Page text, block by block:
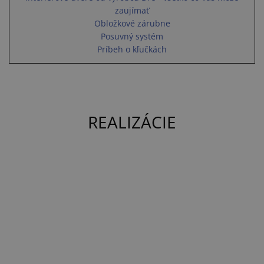
zaujímať
Obložkové zárubne
Posuvný systém
Príbeh o kľučkách
REALIZÁCIE